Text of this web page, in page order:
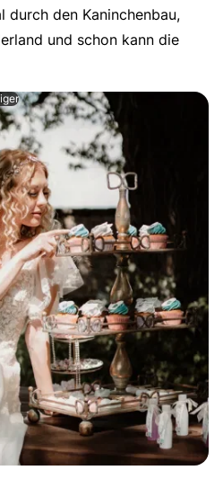
durch den Kaninchenbau,
und schon kann die